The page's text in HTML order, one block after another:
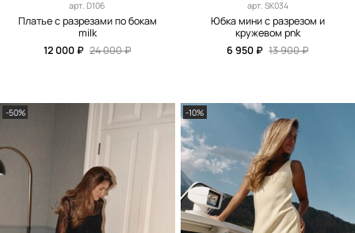
арт.D106
Платье с разрезами по бокам
milk
12 000 ₽ 24 000 ₽
арт. SK034
Юбка мини с разрезом и
кружевом pnk
6 950 ₽ 13 900 ₽
-50% -10%